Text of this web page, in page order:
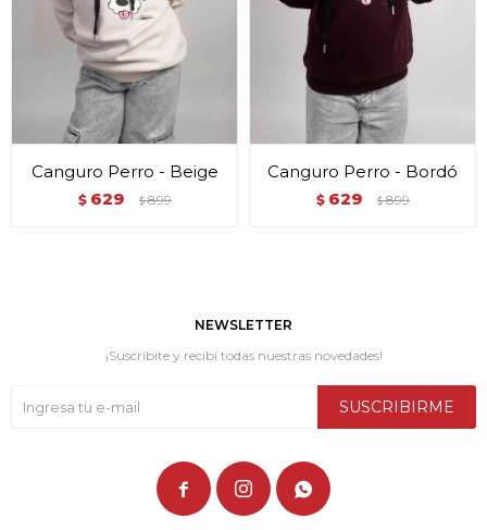
Canguro Perro - Beige
$ 629 $ 899
Canguro Perro - Bordó
$ 629 $ 899
NEWSLETTER
¡Suscribite y recibí todas nuestras novedades!
SUSCRIBIRME
  